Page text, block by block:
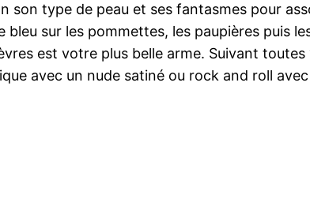
son type de peau et ses fantasmes pour
sur les pommettes, les paupières puis
est votre plus belle arme. Suivant
avec un nude satiné ou rock and roll